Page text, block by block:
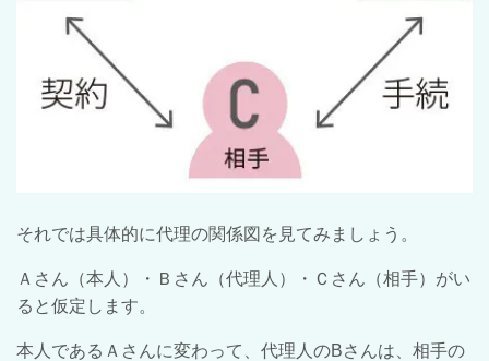
それでは具体的に代理の関係図を見てみましょう。
Ａさん（本人）・Ｂさん（代理人）・Ｃさん（相手）がい
ると仮定します。
本人であるＡさんに変わって、代理人のBさんは、相手の